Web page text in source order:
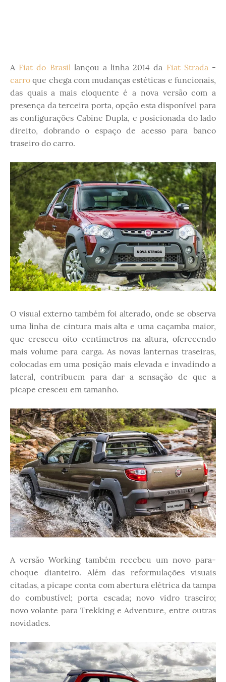
A Fiat do Brasillançou a linha 2014 da Fiat Strada-
carro que chega com mudanças estéticas e funcionais,
das quais a mais eloquente é a nova versão com a
presença da terceira porta, opção esta disponível para
as configurações Cabine Dupla, e posicionada do lado
direito, dobrando o espaço de acesso para banco
traseiro do carro.
O visual externo também foi alterado, onde se observa
uma linha de cintura mais alta e uma caçamba maior,
que cresceu oito centímetros na altura, oferecendo
mais volume para carga. As novas lanternas traseiras,
colocadas em uma posição mais elevada e invadindo a
lateral, contribuem para dar a sensação de que a
picape cresceu em tamanho.
A versão Working também recebeu um novo para-
choque dianteiro. Além das reformulações visuais
citadas, a picape conta com abertura elétrica da tampa
do combustível; porta escada; novo vidro traseiro;
novo volante para Trekking e Adventure, entre outras
novidades.